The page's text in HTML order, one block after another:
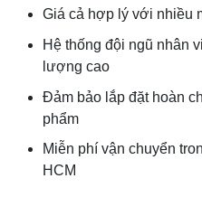
Giá cả hợp lý với nhiều
Hệ thống đội ngũ nhân
lượng cao
Đảm bảo lắp đặt hoàn
phẩm
Miễn phí vận chuyển
HCM